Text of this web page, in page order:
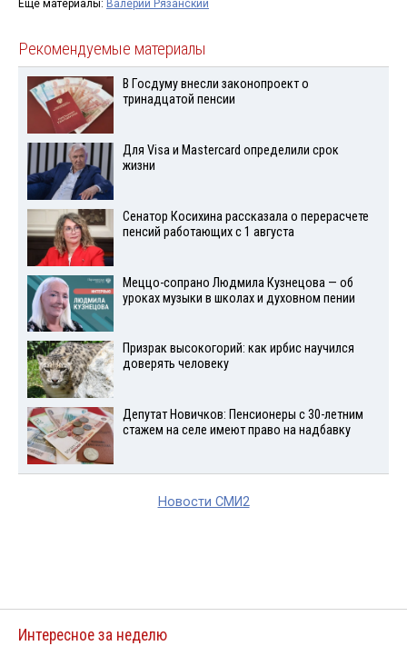
Ещё материалы: Валерий Рязанский
Рекомендуемые материалы
В Госдуму внесли законопроект о
тринадцатой пенсии
Для Visа и Mastercard определили срок
жизни
Сенатор Косихина рассказала о перерасчете
пенсий работающих с 1 августа
Меццо-сопрано Людмила Кузнецова — об
уроках музыки в школах и духовном пении
Призрак высокогорий: как ирбис научился
доверять человеку
Депутат Новичков: Пенсионеры с 30-летним
стажем на селе имеют право на надбавку
Новости СМИ2
Интересное за неделю